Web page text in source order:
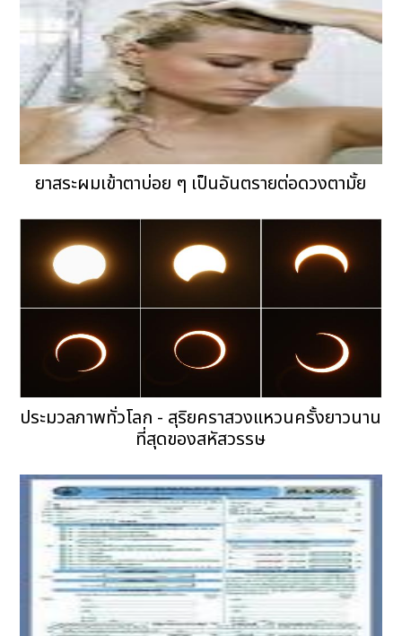
ยาสระผมเข้าตาบ่อย ๆ เป็นอันตรายต่อดวงตามั้ย
ประมวลภาพทั่วโลก - สุริยคราสวงแหวนครั้งยาวนาน
ที่สุดของสหัสวรรษ